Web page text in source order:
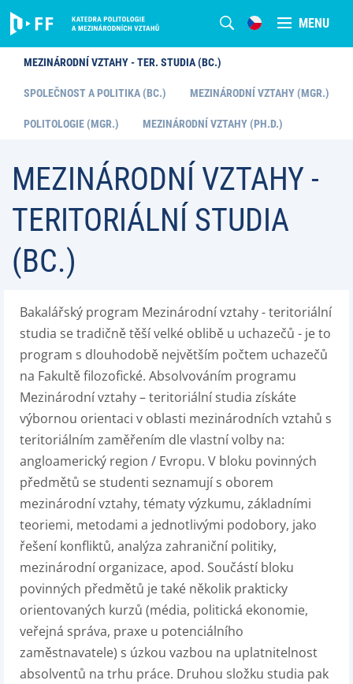
MENU
MEZINÁRODNÍ VZTAHY - TER. STUDIA (BC.)
SPOLEČNOST A POLITIKA (BC.) MEZINÁRODNÍ VZTAHY (MGR.)
POLITOLOGIE (MGR.) MEZINÁRODNÍ VZTAHY (PH.D.)
MEZINÁRODNÍ VZTAHY -
TERITORIÁLNÍ STUDIA
(BC.)
Bakalářský program Mezinárodní vztahy - teritoriální
studia se tradičně těší velké oblibě u uchazečů - je to
program s dlouhodobě největším počtem uchazečů
na Fakultě filozofické. Absolvováním programu
Mezinárodní vztahy – teritoriální studia získáte
výbornou orientaci v oblasti mezinárodních vztahů s
teritoriálním zaměřením dle vlastní volby na:
angloamerický region / Evropu. V bloku povinných
předmětů se studenti seznamují s oborem
mezinárodní vztahy, tématy výzkumu, základními
teoriemi, metodami a jednotlivými podobory, jako
řešení konfliktů, analýza zahraniční politiky,
mezinárodní organizace, apod. Součástí bloku
povinných předmětů je také několik prakticky
orientovaných kurzů (média, politická ekonomie,
veřejná správa, praxe u potenciálního
zaměstnavatele) s úzkou vazbou na uplatnitelnost
absolventů na trhu práce. Druhou složku studia pak